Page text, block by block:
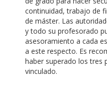
continuidad, trabajo de
de máster. Las
y todo su profesorado
asesoramiento a cada
a este respecto. Es
haber superado los tres
vinculado.